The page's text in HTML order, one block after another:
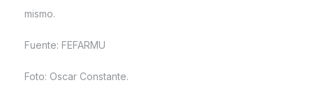
mismo.
Fuente: FEFARMU
Foto: Oscar Constante.